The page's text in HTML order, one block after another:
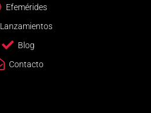
Efemérides
Lanzamientos
Blog
Contacto